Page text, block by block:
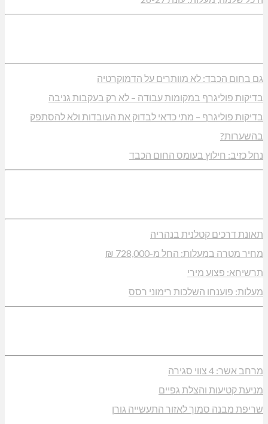
גם בחום הכבד: לא מוותרים על הדמוקרטיה
בדיקות פוליגרף במקומות עבודה – לא רק בעקבות גניבה
בדיקות פוליגרף – מתי כדאי לבדוק את העובדות ולא להסתפק
בהשערות?
נחל כזיב: חילוץ בעומס החום הכבד
תאונת דרכים קטלנית בנהריה
מחיר מטרה במעלות: החל מ-728,000 ₪
תרשיחא: פצוע מירי
מעלות: פוענחו השלכות רימוני רסס
מרחב אשר: 4 צווי סגירה
מניעת קטיעות והצלת גפיים
שריפת מבנה סמוך לאזור התעשייה גורן